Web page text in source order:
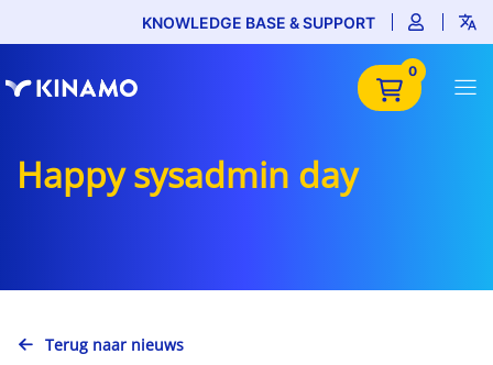
KNOWLEDGE BASE & SUPPORT
0
Happy sysadmin day
Terug naar nieuws